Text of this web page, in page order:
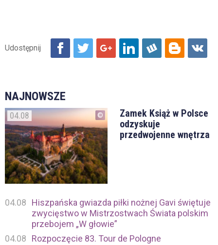
NAJNOWSZE
04.08
Zamek Książ w Polsce
odzyskuje
przedwojenne wnętrza
04.08
Hiszpańska gwiazda piłki nożnej Gavi świętuje
zwycięstwo w Mistrzostwach Świata polskim
przebojem „W głowie”
04.08
Rozpoczęcie 83. Tour de Pologne